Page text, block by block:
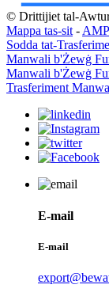
© Drittijiet tal-
Mappa tas-sit -
Sodda tat-
Manwali b'Żewġ
Manwali b'Żewġ
Trasferiment
E-mail
E-mail